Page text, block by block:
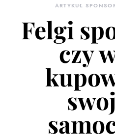
ARTYKUŁ
Felgi
czy